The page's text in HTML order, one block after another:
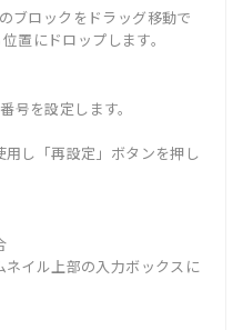
ブロックをドラッグ移動で
置にドロップします。
号を設定します。
用し「再設定」ボタンを押し
イル上部の入力ボックスに